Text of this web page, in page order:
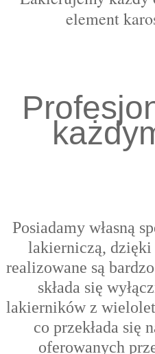
element
Posiadamy własną
lakierniczą,
realizowane są
składa się
lakierników z
co przekłada się
oferowanych